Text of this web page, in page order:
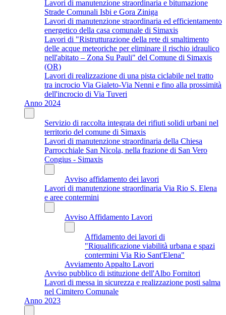
Lavori di manutenzione straordinaria e bitumazione
Strade Comunali Isbi e Gora Ziniga
Lavori di manutenzione straordinaria ed efficientamento
energetico della casa comunale di Simaxis
Lavori di "Ristrutturazione della rete di smaltimento
delle acque meteoriche per eliminare il rischio idraulico
nell'abitato – Zona Su Pauli" del Comune di Simaxis
(OR)
Lavori di realizzazione di una pista ciclabile nel tratto
tra incrocio Via Gialeto-Via Nenni e fino alla prossimità
dell'incrocio di Via Tuveri
Anno 2024
Servizio di raccolta integrata dei rifiuti solidi urbani nel
territorio del comune di Simaxis
Lavori di manutenzione straordinaria della Chiesa
Parrocchiale San Nicola, nella frazione di San Vero
Congius - Simaxis
Avviso affidamento dei lavori
Lavori di manutenzione straordinaria Via Rio S. Elena
e aree contermini
Avviso Affidamento Lavori
Affidamento dei lavori di
"Riqualificazione viabilità urbana e spazi
contermini Via Rio Sant'Elena"
Avviamento Appalto Lavori
Avviso pubblico di istituzione dell'Albo Fornitori
Lavori di messa in sicurezza e realizzazione posti salma
nel Cimitero Comunale
Anno 2023